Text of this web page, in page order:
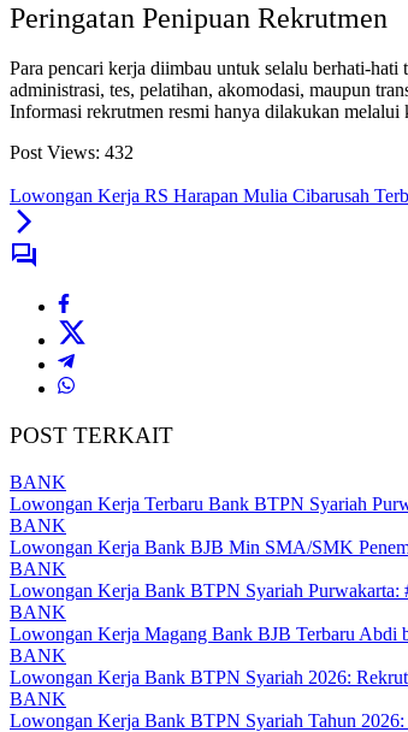
Peringatan Penipuan Rekrutmen
Para pencari kerja diimbau untuk selalu berhati-
administrasi, tes, pelatihan, akomodasi, maupun
Informasi rekrutmen resmi hanya dilakukan melalui
Post Views: 432
Lowongan Kerja RS Harapan Mulia Cibarusah
POST TERKAIT
BANK
Lowongan Kerja Terbaru Bank BTPN Syariah
BANK
Lowongan Kerja Bank BJB Min SMA/SMK
BANK
Lowongan Kerja Bank BTPN Syariah Purwakarta:
BANK
Lowongan Kerja Magang Bank BJB Terbaru Abdi
BANK
Lowongan Kerja Bank BTPN Syariah 2026:
BANK
Lowongan Kerja Bank BTPN Syariah Tahun